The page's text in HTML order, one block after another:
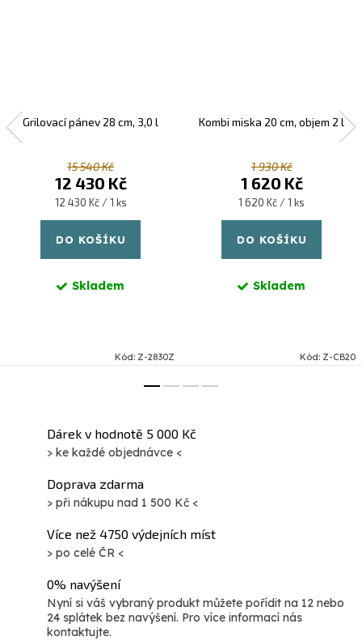
Grilovací pánev 28 cm, 3,0 l
15 540 Kč
12 430 Kč
Měrná
cena:
12 430 Kč / 1 ks
DO KOŠÍKU
Skladem
Kód: Z-2830Z
Kombi miska 20 cm, objem 2 l
1 930 Kč
1 620 Kč
Měrná
cena:
1 620 Kč / 1 ks
DO KOŠÍKU
Skladem
Kód: Z-CB20
Dárek v hodnotě 5 000 Kč
> ke každé objednávce <
Doprava zdarma
> při nákupu nad 1 500 Kč <
Více než 4750 výdejních míst
> po celé ČR <
0% navýšení
Nyní si váš vybraný produkt můžete pořídit na 12 nebo
24 splátek bez navýšení. Pro více informací nás
kontaktujte.